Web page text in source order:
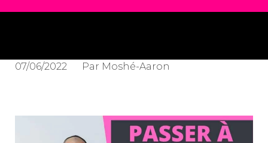
07/06/2022 Par Moshé-Aaron